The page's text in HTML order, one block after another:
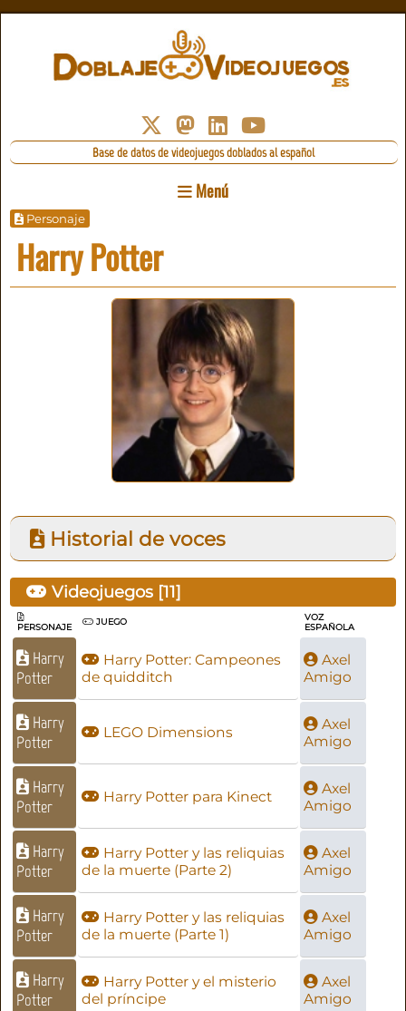
Base de datos de videojuegos doblados al español
Menú
Personaje
Harry Potter
Historial de voces
Videojuegos [11]
PERSONAJE
JUEGO
VOZ
ESPAÑOLA
Harry
Potter
Harry Potter: Campeones
de quidditch
Axel
Amigo
Harry
Potter
LEGO Dimensions
Axel
Amigo
Harry
Potter
Harry Potter para Kinect
Axel
Amigo
Harry
Potter
Harry Potter y las reliquias
de la muerte (Parte 2)
Axel
Amigo
Harry
Potter
Harry Potter y las reliquias
de la muerte (Parte 1)
Axel
Amigo
Harry
Potter
Harry Potter y el misterio
del príncipe
Axel
Amigo